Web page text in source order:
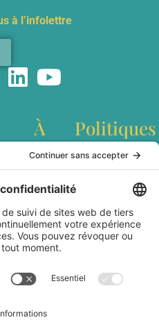
à l’infolettre
À
propos
Marianne
Lefebvre?
Livre Dans les
cuisines du
Partenaires
Contact
Politiques
Politique de
confidentialité
Conditions
d'utilisation
Livraison et
Politique de
remboursement